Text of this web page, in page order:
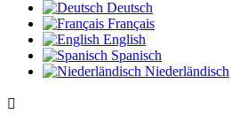
Deutsch
Français
English
Spanisch
Niederländisch
